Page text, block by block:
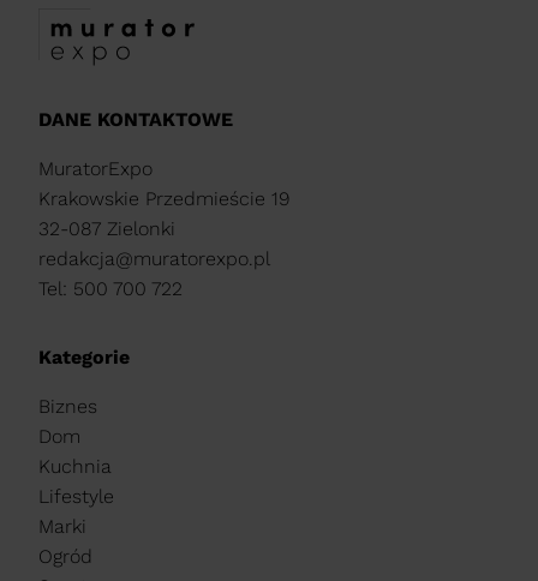
DANE KONTAKTOWE
MuratorExpo
Krakowskie Przedmieście 19
32-087 Zielonki
redakcja@muratorexpo.pl
Tel: 500 700 722
Kategorie
Biznes
Dom
Kuchnia
Lifestyle
Marki
Ogród